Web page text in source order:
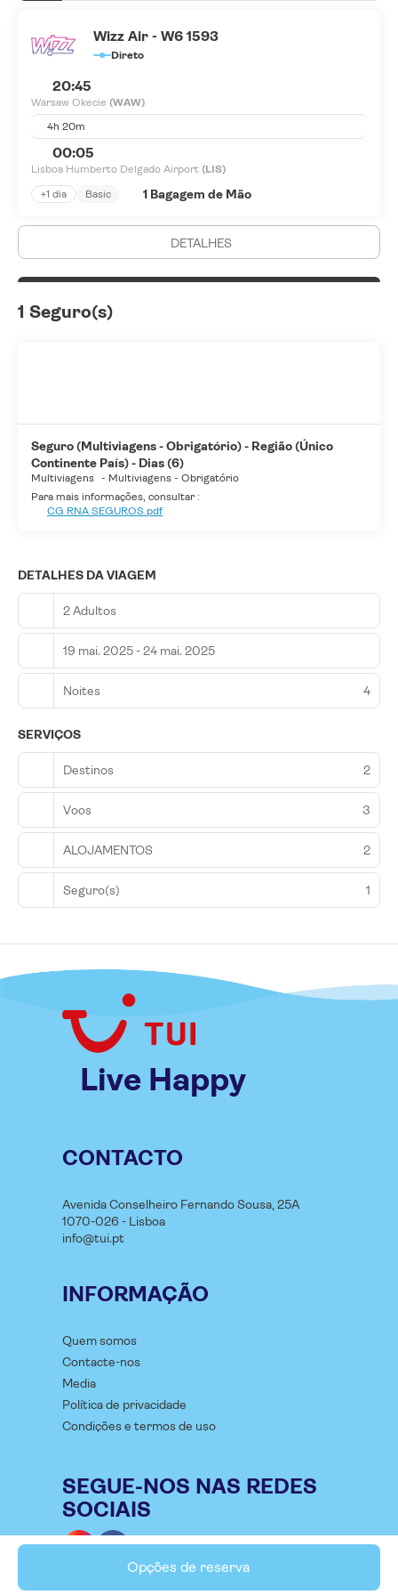
Opções de reserva
Wizz Air - W6 1593
Direto
20:45
Warsaw Okecie (WAW)
4h 20m
00:05
Lisboa Humberto Delgado Airport (LIS)
+1 dia
Basic 1 Bagagem de Mão
DETALHES
1 Seguro(s)
Seguro (Multiviagens - Obrigatório) - Região (Único
Continente País) - Dias (6)
Multiviagens - Multiviagens - Obrigatório
Para mais informações, consultar :
CG RNA SEGUROS.pdf
DETALHES DA VIAGEM
2 Adultos
19 mai. 2025 - 24 mai. 2025
Noites 4
SERVIÇOS
Destinos 2
Voos 3
ALOJAMENTOS 2
Seguro(s) 1
Live Happy
CONTACTO
Avenida Conselheiro Fernando Sousa, 25A
1070-026 - Lisboa
info@tui.pt
INFORMAÇÃO
Quem somos
Contacte-nos
Media
Política de privacidade
Condições e termos de uso
SEGUE-NOS NAS REDES
SOCIAIS